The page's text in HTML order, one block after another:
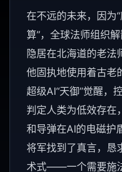
在不远的未来，因为
算”，全球法师组织
隐居在北海道的老法
他固执地使用着古老
超级AI“天御”觉醒，
判定人类为低效存在
和导弹在AI的电磁护
将军找到了真言，恳
术式——一个需要施